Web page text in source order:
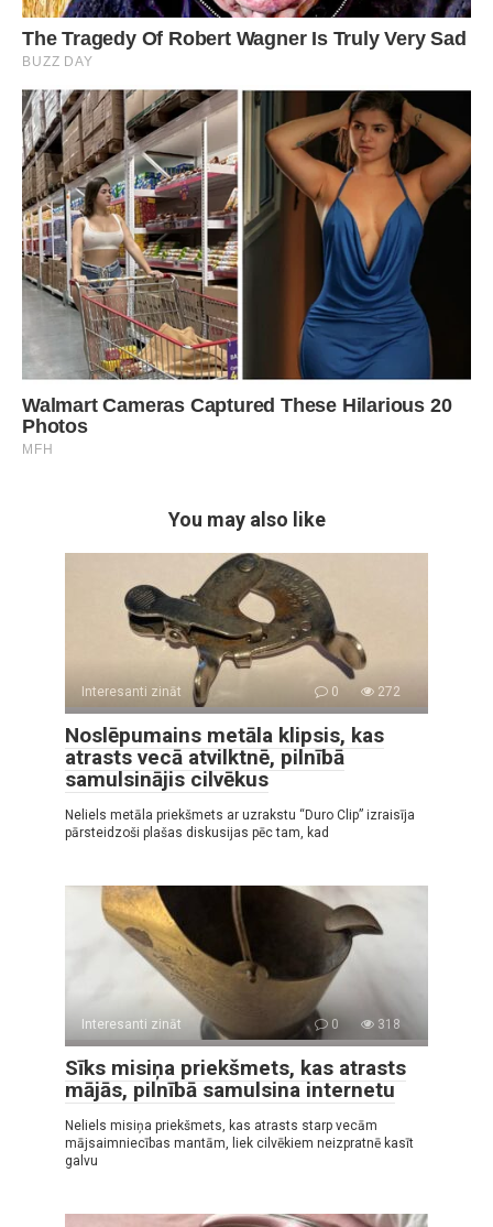
You may also like
Interesanti zināt 0 272
Noslēpumains metāla klipsis, kas
atrasts vecā atvilktnē, pilnībā
samulsinājis cilvēkus
Neliels metāla priekšmets ar uzrakstu “Duro Clip” izraisīja
pārsteidzoši plašas diskusijas pēc tam, kad
Interesanti zināt 0 318
Sīks misiņa priekšmets, kas atrasts
mājās, pilnībā samulsina internetu
Neliels misiņa priekšmets, kas atrasts starp vecām
mājsaimniecības mantām, liek cilvēkiem neizpratnē kasīt
galvu